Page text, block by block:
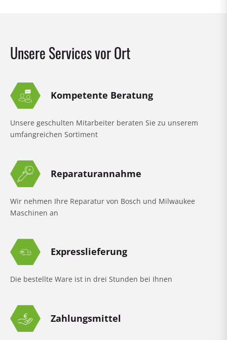
Unsere Services vor Ort
Kompetente Beratung
Unsere geschulten Mitarbeiter beraten Sie zu unserem
umfangreichen Sortiment
Reparaturannahme
Wir nehmen Ihre Reparatur von Bosch und Milwaukee
Maschinen an
Expresslieferung
Die bestellte Ware ist in drei Stunden bei Ihnen
Zahlungsmittel